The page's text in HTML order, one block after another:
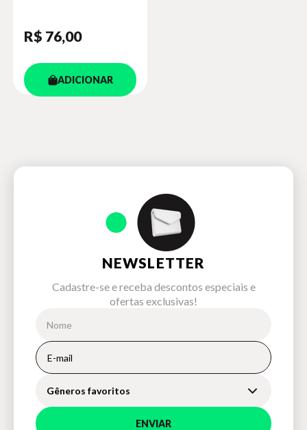
R$ 76,00
ADICIONAR
NEWSLETTER
Cadastre-se e receba descontos especiais e
ofertas exclusivas!
Gêneros favoritos
ENVIAR